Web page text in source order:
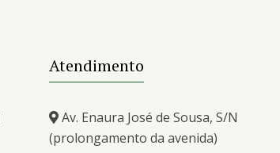
Atendimento
Av. Enaura José de Sousa, S/N
(prolongamento da avenida)